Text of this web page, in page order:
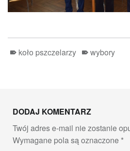
koło pszczelarzy
wybory
DODAJ KOMENTARZ
Twój adres e-mail nie zostanie
Wymagane pola są oznaczone *